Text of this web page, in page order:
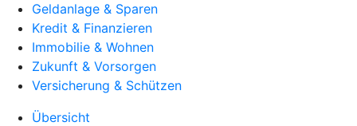
Geldanlage & Sparen
Kredit & Finanzieren
Immobilie & Wohnen
Zukunft & Vorsorgen
Versicherung & Schützen
Übersicht